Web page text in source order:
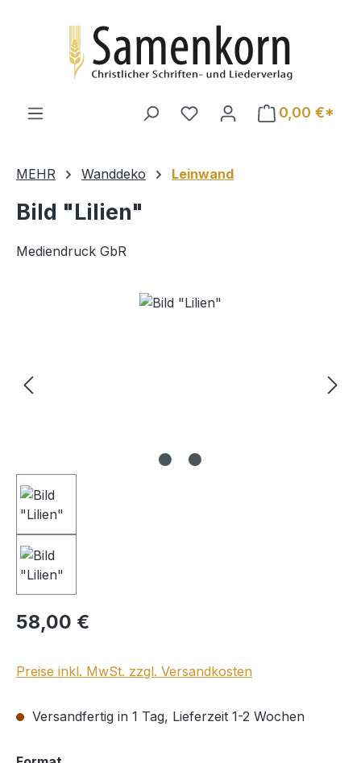
0,00 €*
MEHR Wanddeko Leinwand
Bild "Lilien"
Mediendruck GbR
Bildergalerie überspringen
Regulärer Preis:
58,00 €
Preise inkl. MwSt. zzgl. Versandkosten
Versandfertig in 1 Tag, Lieferzeit 1-2 Wochen